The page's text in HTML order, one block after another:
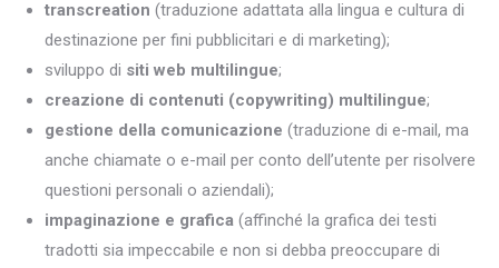
transcreation (traduzione adattata alla lingua e cultura di
destinazione per fini pubblicitari e di marketing);
sviluppo di siti web multilingue;
creazione di contenuti (copywriting) multilingue;
gestione della comunicazione (traduzione di e-mail, ma
anche chiamate o e-mail per conto dell’utente per risolvere
questioni personali o aziendali);
impaginazione e grafica (affinché la grafica dei testi
tradotti sia impeccabile e non si debba preoccupare di